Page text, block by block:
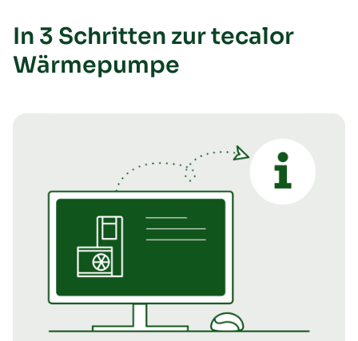
In 3 Schritten zur tecalor
Wärmepumpe